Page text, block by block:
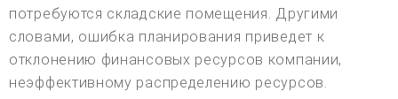
потребуются складские помещения. Другими
словами, ошибка планирования приведет к
отклонению финансовых ресурсов компании,
неэффективному распределению ресурсов.